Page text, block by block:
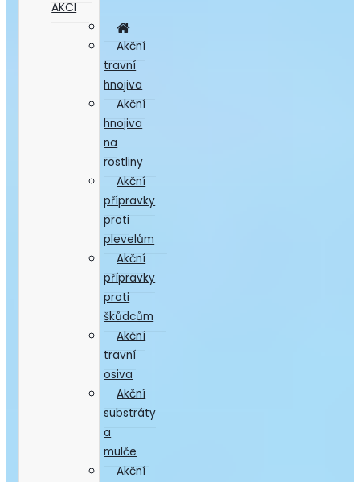
AKCI
Akční
travní
hnojiva
Akční
hnojiva
na
rostliny
Akční
přípravky
proti
plevelům
Akční
přípravky
proti
škůdcům
Akční
travní
osiva
Akční
substráty
a
mulče
Akční